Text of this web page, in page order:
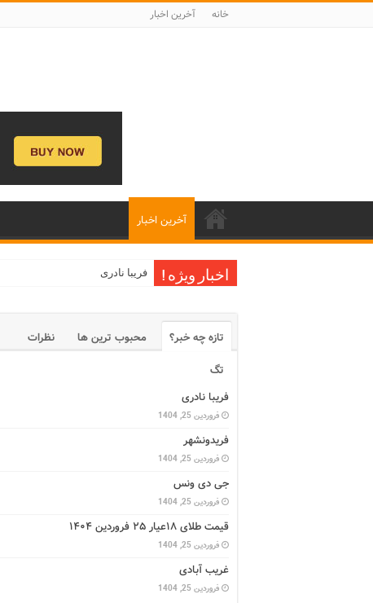
خانه آخرین اخبار
آخرین اخبار
اخبار ویژه ! فریبا نادری
تازه چه خبر؟ محبوب ترین ها
نظرات
تگ
فریبا نادری
فروردین 25, 1404
فریدونشهر
فروردین 25, 1404
جی دی ونس
فروردین 25, 1404
قیمت طلای ۱۸عیار ۲۵ فروردین ۱۴۰۴
فروردین 25, 1404
غریب آبادی
فروردین 25, 1404